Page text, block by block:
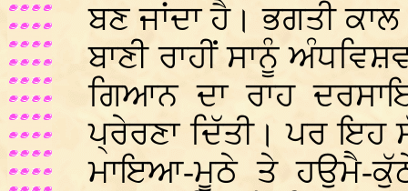
ਬਣ ਜਾਂਦਾ ਹੈ। ਭਗਤੀ
ਬਾਣੀ ਰਾਹੀਂ ਸਾਨੂੰ
ਗਿਆਨ ਦਾ ਰਾਹ
ਪ੍ਰੇਰਣਾ ਦਿੱਤੀ। ਪਰ
ਮਾਇਆ-ਮੂਠੇ ਤੇ ਹਉਮੈ-